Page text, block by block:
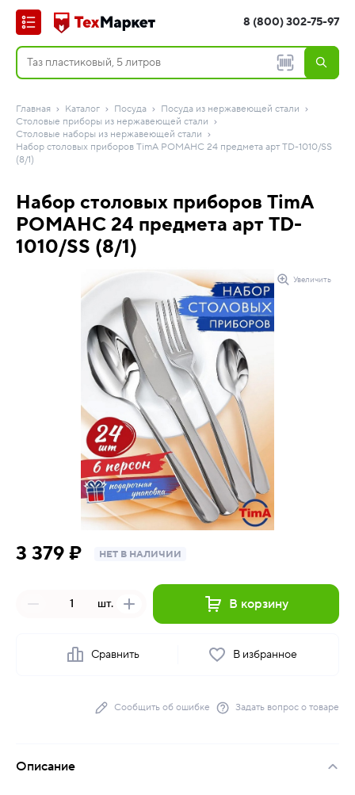
8 (800) 302-75-97
Главная Каталог Посуда
Посуда из нержавеющей стали
Столовые приборы из нержавеющей стали
Столовые наборы из нержавеющей стали
Набор столовых приборов TimA РОМАНС 24 предмета арт TD-1010/SS
(8/1)
Набор столовых приборов TimA
РОМАНС 24 предмета арт TD-
1010/SS (8/1)
Увеличить
3 379 ₽ НЕТ В НАЛИЧИИ
шт. В корзину
Сравнить В избранное
Сообщить об ошибке Задать вопрос о товаре
Описание